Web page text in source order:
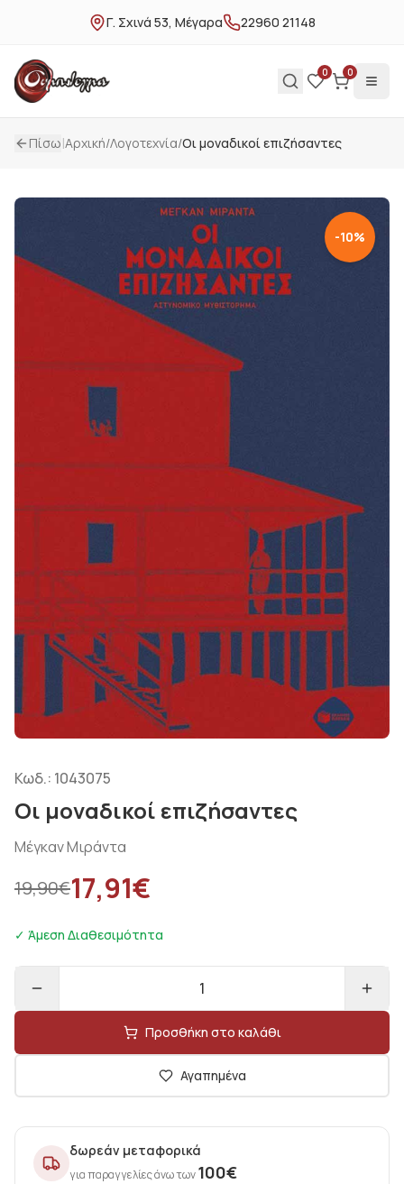
Γ. Σχινά 53, Μέγαρα 22960 21148
0 0
Πίσω|Αρχική/Λογοτεχνία/Οι μοναδικοί επιζήσαντες
-10%
Κωδ.: 1043075
Οι μοναδικοί επιζήσαντες
Μέγκαν Μιράντα
19,90€17,91€
✓ Άμεση Διαθεσιμότητα
1
Προσθήκη στο καλάθι
Αγαπημένα
δωρεάν μεταφορικά
για παραγγελίες άνω των100€